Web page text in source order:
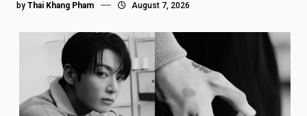
by Thai Khang Pham August 7, 2026